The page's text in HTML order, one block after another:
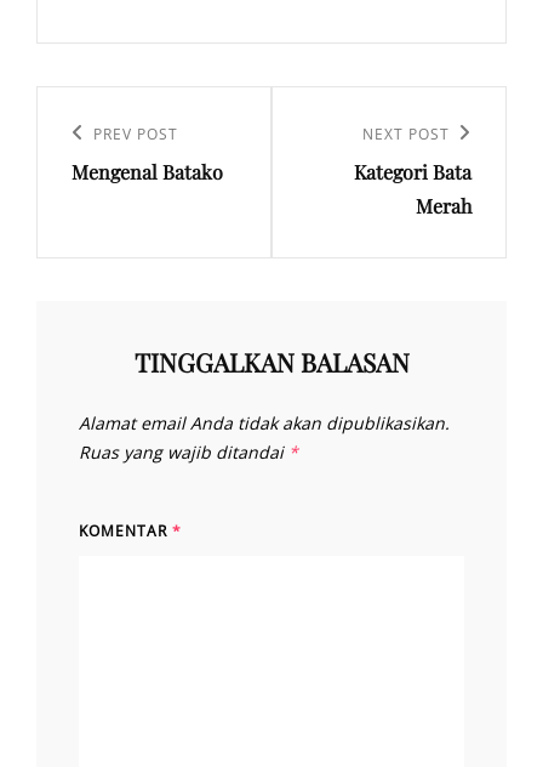
posPrevious
Post
PREV POST
Mengenal Batako
NEXT POST
Kategori Bata
Merah
TINGGALKAN BALASAN
Alamat email Anda tidak akan dipublikasikan.
Ruas yang wajib ditandai *
KOMENTAR *